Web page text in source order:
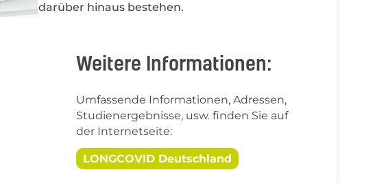
darüber hinaus bestehen.
Weitere Informationen:
Umfassende Informationen, Adressen,
Studienergebnisse, usw. finden Sie auf
der Internetseite:
LONGCOVID Deutschland